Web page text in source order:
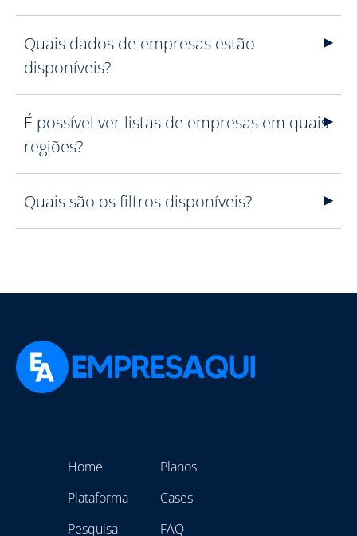
Quais dados de empresas estão
disponíveis?
É possível ver listas de empresas em quais
regiões?
Quais são os filtros disponíveis?
Home
Plataforma
Pesquisa
Planos
Cases
FAQ